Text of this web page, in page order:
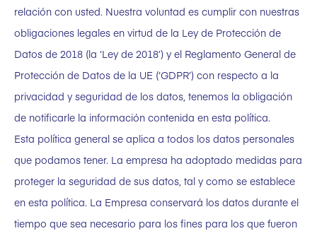
relación con usted. Nuestra voluntad es cumplir con nuestras
obligaciones legales en virtud de la Ley de Protección de
Datos de 2018 (la ‘Ley de 2018’) y el Reglamento General de
Protección de Datos de la UE (‘GDPR’) con respecto a la
privacidad y seguridad de los datos, tenemos la obligación
de notificarle la información contenida en esta política.
Esta política general se aplica a todos los datos personales
que podamos tener. La empresa ha adoptado medidas para
proteger la seguridad de sus datos, tal y como se establece
en esta política. La Empresa conservará los datos durante el
tiempo que sea necesario para los fines para los que fueron